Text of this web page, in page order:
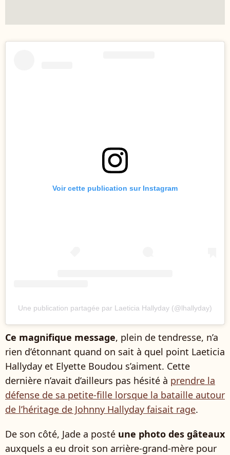
Voir cette publication sur Instagram
Une publication partagée par Laeticia Hallyday (@lhallyday)
Ce magnifique message, plein de tendresse, n’a
rien d’étonnant quand on sait à quel point Laeticia
Hallyday et Elyette Boudou s’aiment. Cette
dernière n’avait d’ailleurs pas hésité à prendre la
défense de sa petite-fille lorsque la bataille autour
de l’héritage de Johnny Hallyday faisait rage.
De son côté, Jade a posté une photo des gâteaux
auxquels a eu droit son arrière-grand-mère pour